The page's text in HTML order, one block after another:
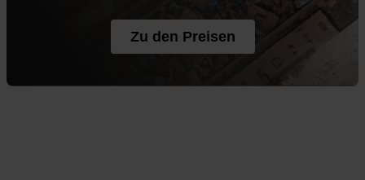
Zu den Preisen